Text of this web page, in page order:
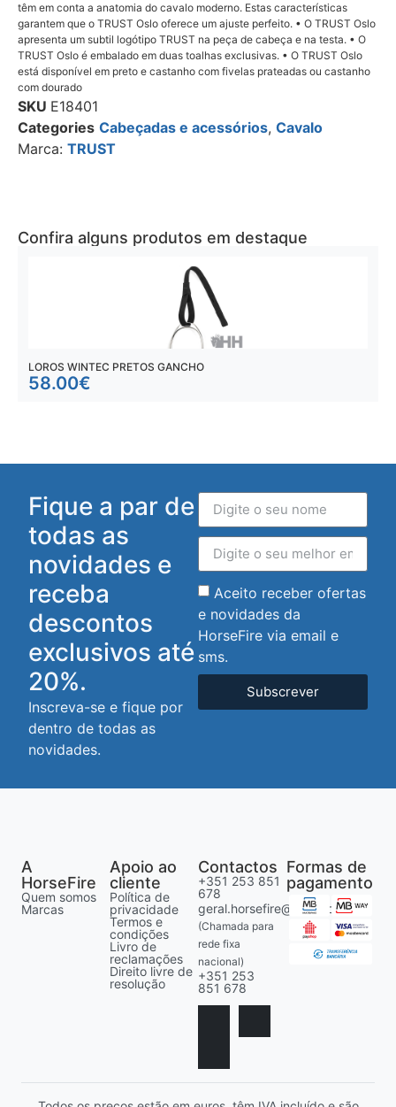
têm em conta a anatomia do cavalo moderno. Estas características
garantem que o TRUST Oslo oferece um ajuste perfeito. • O TRUST Oslo
apresenta um subtil logótipo TRUST na peça de cabeça e na testa. • O
TRUST Oslo é embalado em duas toalhas exclusivas. • O TRUST Oslo
está disponível em preto e castanho com fivelas prateadas ou castanho
com dourado
SKU E18401
Categories Cabeçadas e acessórios, Cavalo
Marca: TRUST
Confira alguns produtos em destaque
LOROS WINTEC PRETOS GANCHO
58.00€
Fique a par de
todas as
novidades e
receba
descontos
exclusivos até
20%.
Inscreva-se e fique por
dentro de todas as
novidades.
Aceito receber ofertas
e novidades da
HorseFire via email e
sms.
Subscrever
A
HorseFire
Quem somos
Marcas
Apoio ao
cliente
Política de
privacidade
Termos e
condições
Livro de
reclamações
Direito livre de
resolução
Contactos
+351 253 851
678
geral.horsefire@gmail.com
(Chamada para
rede fixa
nacional)
+351 253
851 678
Formas de
pagamento